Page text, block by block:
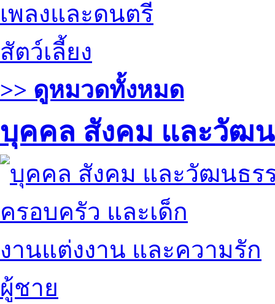
เพลงและดนตรี
สัตว์เลี้ยง
>> ดูหมวดทั้งหมด
บุคคล สังคม และวัฒ
ครอบครัว และเด็ก
งานแต่งงาน และความรัก
ผู้ชาย